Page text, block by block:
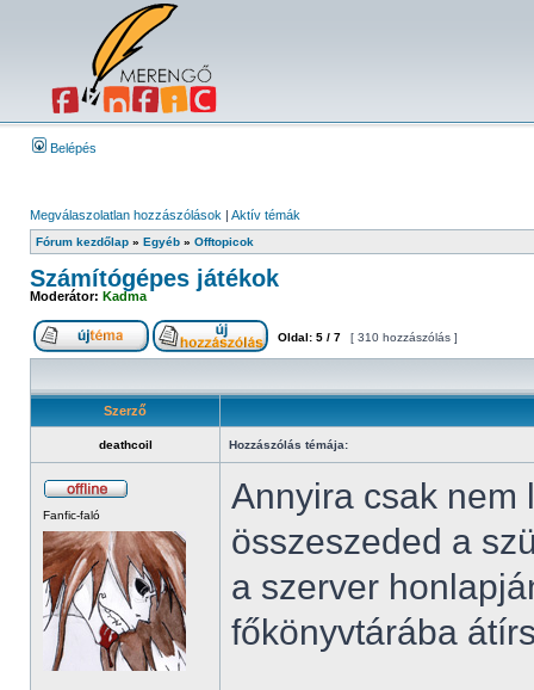
Belépés
Megválaszolatlan hozzászólások | Aktív témák
Fórum kezdőlap » Egyéb » Offtopicok
Számítógépes játékok
Moderátor: Kadma
Oldal: 5 / 7 [ 310 hozzászólás ]
Szerző
deathcoil Hozzászólás témája:
Fanfic-faló
Annyira csak nem
összeszeded a
a szerver
főkönyvtárába